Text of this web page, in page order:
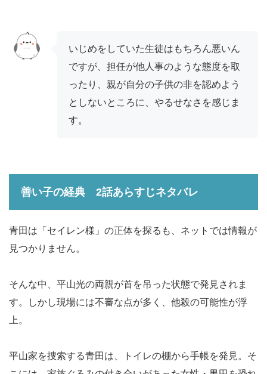
いじめをしていた生徒はもちろん悪いん
ですが、担任が他人事のような態度を取
ったり、親が自分の子供の非を認めよう
としないところに、やるせなさを感じま
す。
善い子の経典 2話あらすじネタバレ
青田は「セイレン様」の正体を探るも、ネットでは情報が
見つかりません。
そんな中、平山光の両親が首を吊った状態で発見されま
す。しかし現場には不審な点が多く、他殺の可能性が浮
上。
平山家を捜索する青田は、トイレの棚から手帳を発見。そ